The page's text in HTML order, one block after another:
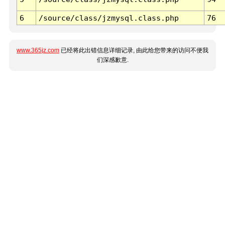
6 /source/class/jzmysql.class.php 76
www.365jz.com 已经将此出错信息详细记录, 由此给您带来的访问不便我
们深感歉意.